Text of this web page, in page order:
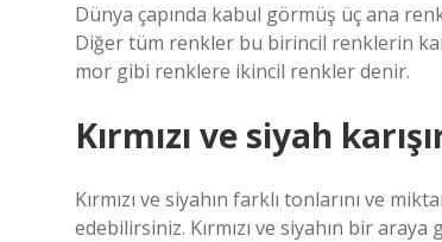
Dünya çapında kabul görmüş üç ana
Diğer tüm renkler bu birincil renklerin
mor gibi renklere ikincil renkler denir.
Kırmızı ve siyah
Kırmızı ve siyahın farklı tonlarını ve
edebilirsiniz. Kırmızı ve siyahın bir